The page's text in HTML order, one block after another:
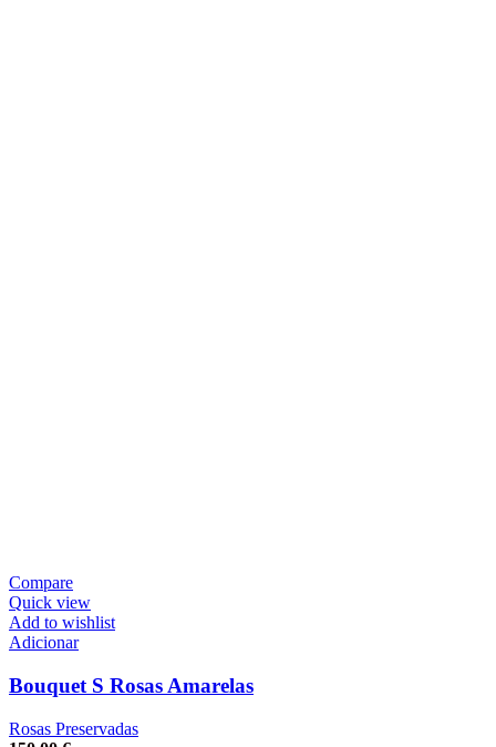
Compare
Quick view
Add to wishlist
Adicionar
Bouquet S Rosas Amarelas
Rosas Preservadas